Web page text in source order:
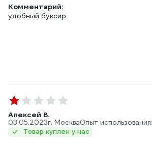
Комментарий:
удобный буксир
Алексей В.
03.05.2023г. МоскваОпыт
Товар куплен у нас